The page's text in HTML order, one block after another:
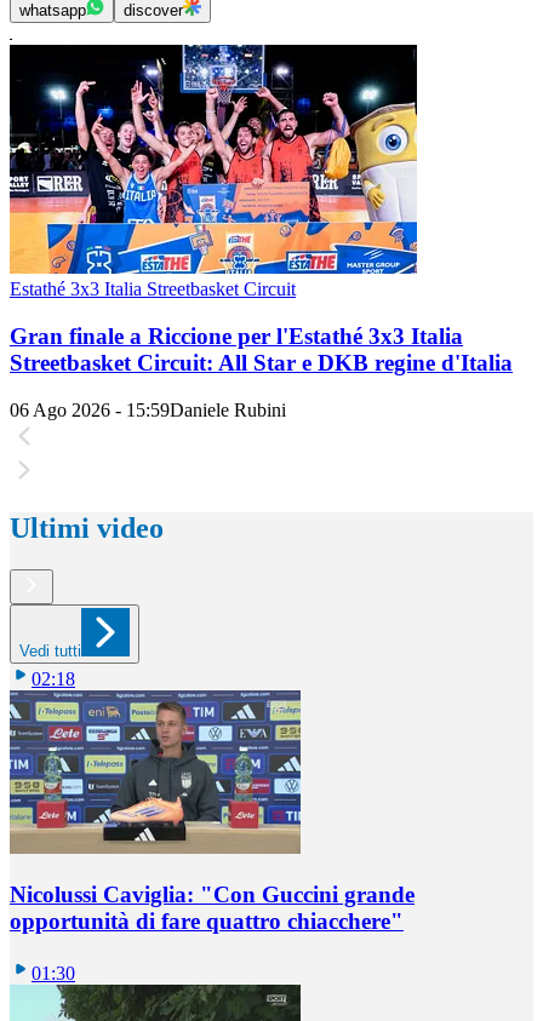
whatsapp discover
Estathé 3x3 Italia Streetbasket Circuit
Gran finale a Riccione per l'Estathé 3x3 Italia
Streetbasket Circuit: All Star e DKB regine d'Italia
06 Ago 2026 - 15:59Daniele Rubini
Ultimi video
Vedi tutti
02:18
Nicolussi Caviglia: "Con Guccini grande
opportunità di fare quattro chiacchere"
01:30